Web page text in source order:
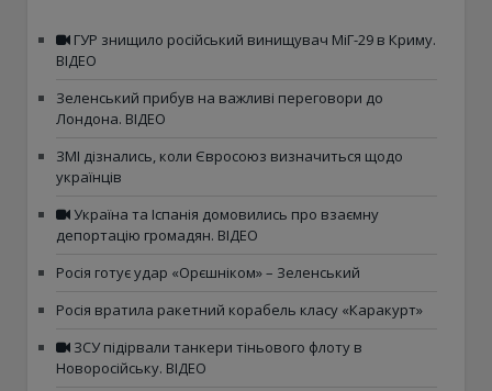
ГУР знищило російський винищувач МіГ-29 в Криму.
ВІДЕО
Зеленський прибув на важливі переговори до
Лондона. ВІДЕО
ЗМІ дізнались, коли Євросоюз визначиться щодо
українців
Україна та Іспанія домовились про взаємну
депортацію громадян. ВІДЕО
Росія готує удар «Орєшніком» – Зеленський
Росія вратила ракетний корабель класу «Каракурт»
ЗСУ підірвали танкери тіньового флоту в
Новоросійську. ВІДЕО